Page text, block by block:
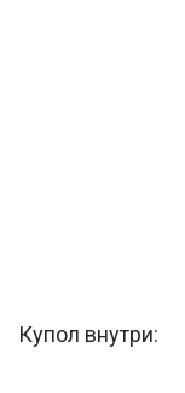
Купол внутри: